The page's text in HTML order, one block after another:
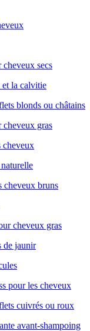
secs
et la calvitie
blonds ou châtains
gras
cheveux
cheveux bruns
cheveux gras
de jaunir
pour les cheveux
cuivrés ou roux
avant-shampoing